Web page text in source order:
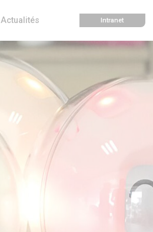
Actualités Intranet